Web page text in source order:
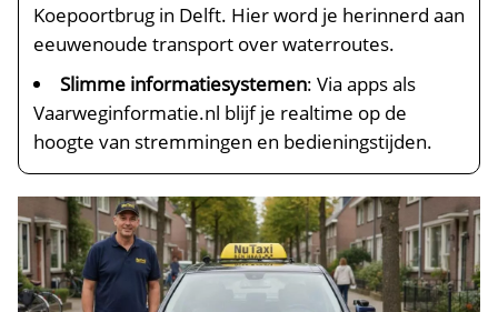
Koepoortbrug in Delft.​ Hier word je herinnerd aan
eeuwenoude transport over waterroutes.​
Slimme informatiesystemen: Via apps als
Vaarweginformatie.​nl blijf je realtime op de
hoogte van stremmingen en bedieningstijden.​